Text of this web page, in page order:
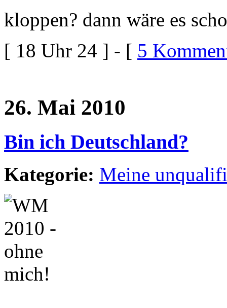
kloppen? dann wäre es
[ 18 Uhr 24 ] - [ 5
26. Mai 2010
Bin ich Deutschland?
Kategorie: Meine